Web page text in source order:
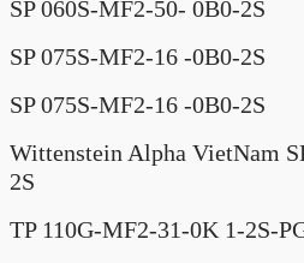
SP 060S-MF2-50- 0B0-2S
SP 075S-MF2-16 -0B0-2S
SP 075S-MF2-16 -0B0-2S
Wittenstein Alpha VietNam
2S
TP 110G-MF2-31-0K 1-2S-